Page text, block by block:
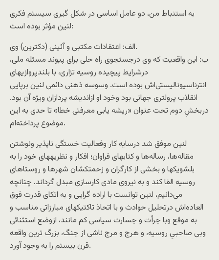
به استنباط من، دو عامل اساسی در شکل گيری سيستم فکری
لنين مؤثر بوده است:
الف: اعتقادات مکتبی و آئينی (دکترين) وی.
ب: اين واقعيت که وی درجستجوی راه حلی برای پيوند مسئله ملی،
درشرايط پيچيده روسيه تزاری، با بلندپروازيهای
انترناسيوناليستی‌اش بوده است. وسوسه ذهنی دائمی لنين برپايی
انقلاب پرولتری جهانی بود وخود او ازانديشه پردازان ویژه آن بود.
دربخشِ دوم تحت عنوان «ريشه يابی معرفتی خطا» تا حدی به اين
موضوع پرداخته‌ام.
لنين موفق شد درسايه کار وفعاليت خستگی ناپذير ونوشتن
مقاله‌ها، رساله‌ها و کتابهای فراوان؛ افکار و نظريههای خود را به
بلشويکها و بخشی از کارگران و زحمتکشان شهرها و روستاهای
روسيه القا کند و به نيروی مادی کارسازی مبدل گرداند. چنانچه
می‌دانيم، لنين توانست با اراده گرايی و به اتکای قدرت فوق
العاده‌اش درتحليل حوادث و با اتحاذ تاکتيکهای مبارزاتی مناسب و
به موقع وبا جرأت و جسارت سياسی کم مانند، ازوضع استثنائی
وبی صاحبیِ روسيه، و هرج و مرج ناشی از جنگ، بزرگ ترين واقعه
قرن بيستم را به وجود آورد.